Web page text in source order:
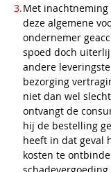
Met
deze algemene
ondernemer
spoed doch
andere
bezorging
niet dan wel
ontvangt de
hij de bestelling
heeft in dat geval
kosten te